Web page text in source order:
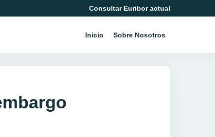
Consultar Euribor actual
Inicio Sobre Nosotros